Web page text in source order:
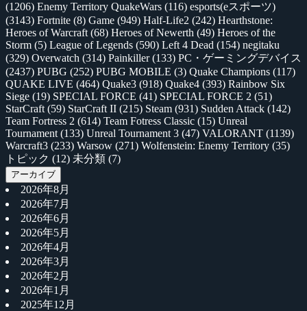
(1206) Enemy Territory QuakeWars (116) esports(eスポーツ)
(3143) Fortnite (8) Game (949) Half-Life2 (242) Hearthstone:
Heroes of Warcraft (68) Heroes of Newerth (49) Heroes of the
Storm (5) League of Legends (590) Left 4 Dead (154) negitaku
(329) Overwatch (314) Painkiller(133) PC・ゲーミングデバイス
(2437) PUBG (252) PUBG MOBILE (3) Quake Champions (117)
QUAKE LIVE (464) Quake3 (918) Quake4 (393) Rainbow Six
Siege (19) SPECIAL FORCE (41) SPECIAL FORCE 2 (51)
StarCraft (59) StarCraft II (215) Steam (931) Sudden Attack (142)
Team Fortress 2 (614) Team Fotress Classic (15) Unreal
Tournament (133) Unreal Tournament 3 (47) VALORANT (1139)
Warcraft3 (233) Warsow (271) Wolfenstein: Enemy Territory (35)
トピック (12) 未分類 (7)
アーカイブ
2026年8月
2026年7月
2026年6月
2026年5月
2026年4月
2026年3月
2026年2月
2026年1月
2025年12月